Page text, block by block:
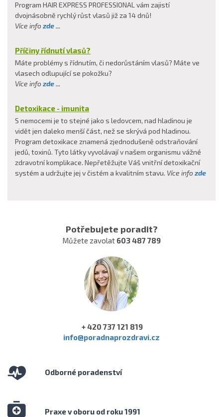
Program HAIR EXPRESS PROFESSIONAL vám zajistí
dvojnásobně rychlý růst vlasů již za 14 dnů!
Více info zde...
Příčiny řídnutí vlasů?
Máte problémy s řídnutím, či nedorůstáním vlasů? Máte ve
vlasech odlupující se pokožku?
Více info zde...
Detoxikace - imunita
S nemocemi je to stejné jako s ledovcem, nad hladinou je
vidět jen daleko menší část, než se skrývá pod hladinou.
Program detoxikace znamená zjednodušeně odstraňování
jedů, toxinů. Tyto látky vyvolávají v našem organismu vážné
zdravotní komplikace. Nepřetěžujte Váš vnitřní detoxikační
systém a udržujte jej v čistém a kvalitním stavu. Více info zde
Potřebujete poradit?
Můžete zavolat 603 487 789
+ 420 737 121 819
info@poradnaprozdravi.cz
Odborné poradenství
Praxe v oboru od roku 1991